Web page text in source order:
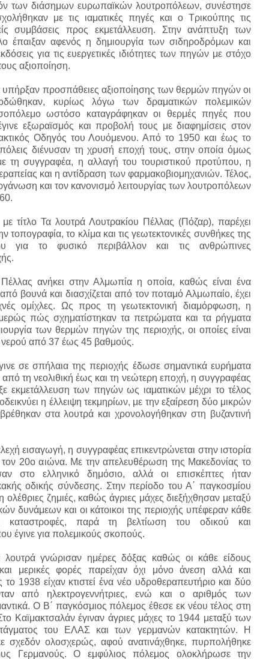
των διάσημων ευρωπαϊκών λουτροπόλεων, συνέστησε
με τις ιαματικές πηγές και ο Τρικούπης τις
συμβάσεις προς εκμετάλλευση. Στην ανάπτυξη των
έπαιξαν αφενός η δημιουργία των σιδηροδρόμων και
για τις ευεργετικές ιδιότητες των πηγών με στόχο
αξιοποίηση.
υπήρξαν προσπάθειες αξιοποίησης των θερμών πηγών οι
κυρίως λόγω των δραματικών πολεμικών
ωστόσο καταγράφηκαν οι θερμές πηγές που
εξωραϊσμός και προβολή τους με διαφημίσεις στον
Οδηγός του Λουόμενου. Από το 1950 και έως το
διένυσαν τη χρυσή εποχή τους, στην οποία όμως
τη συγγραφέα, η αλλαγή του τουριστικού προτύπου, η
και η αντίδραση των φαρμακοβιομηχανιών. Τέλος,
και τον κανονισμό λειτουργίας των λουτροπόλεων
τίτλο Τα λουτρά Λουτρακίου Πέλλας (Πόζαρ), παρέχει
τοπογραφία, το κλίμα και τις γεωτεκτονικές συνθήκες της
για το φυσικό περιβάλλον και τις ανθρώπινες
ανήκει στην Αλμωπία η οποία, καθώς είναι ένα
βουνά και διασχίζεται από τον ποταμό Αλμωπαίο, έχει
ομίχλες. Ως προς τη γεωτεκτονική διαμόρφωση, η
πώς σχηματίστηκαν τα πετρώματα και τα ρήγματα
των θερμών πηγών της περιοχής, οι οποίες είναι
νερού από 37 έως 45 βαθμούς.
σε σπήλαια της περιοχής έδωσε σημαντικά ευρήματα
τη νεολιθική έως και τη νεώτερη εποχή, η συγγραφέας
εκμετάλλευση των πηγών ως ιαματικών μέχρι το τέλος
η έλλειψη τεκμηρίων, με την εξαίρεση δύο μικρών
στα λουτρά και χρονολογήθηκαν στη βυζαντινή
εισαγωγή, η συγγραφέας επικεντρώνεται στην ιστορία
20ο αιώνα. Με την απελευθέρωση της Μακεδονίας το
στο ελληνικό δημόσιο, αλλά οι επισκέπτες ήταν
οδικής σύνδεσης. Στην περίοδο του Α΄ παγκοσμίου
ζημιές, καθώς άγριες μάχες διεξήχθησαν μεταξύ
δυνάμεων και οι κάτοικοι της περιοχής υπέφεραν κάθε
καταστροφές, παρά τη βελτίωση του οδικού και
έγινε για πολεμικούς σκοπούς.
γνώρισαν ημέρες δόξας καθώς οι κάθε είδους
μερικές φορές παρείχαν όχι μόνο άνεση αλλά και
1938 είχαν κτιστεί ένα νέο υδροθεραπευτήριο και δύο
από ηλεκτρογεννήτριες, ενώ και ο αριθμός των
Ο Β΄ παγκόσμιος πόλεμος έθεσε εκ νέου τέλος στη
Καϊμακτσαλάν έγιναν άγριες μάχες το 1944 μεταξύ των
του ΕΛΑΣ και των γερμανών κατακτητών. Η
σχεδόν ολοσχερώς, αφού ανατινάχθηκε, πυρπολήθηκε
Γερμανούς. Ο εμφύλιος πόλεμος ολοκλήρωσε την